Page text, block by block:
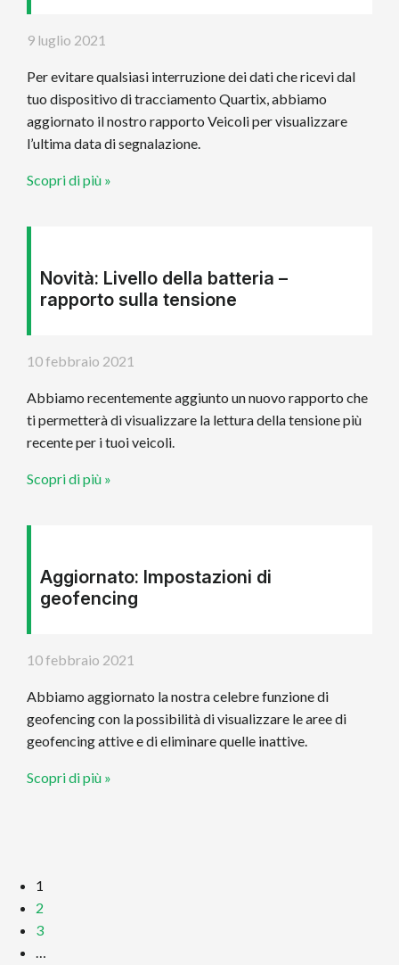
9 luglio 2021
Per evitare qualsiasi interruzione dei dati che ricevi dal
tuo dispositivo di tracciamento Quartix, abbiamo
aggiornato il nostro rapporto Veicoli per visualizzare
l’ultima data di segnalazione.
Scopri di più »
Novità: Livello della batteria –
rapporto sulla tensione
10 febbraio 2021
Abbiamo recentemente aggiunto un nuovo rapporto che
ti permetterà di visualizzare la lettura della tensione più
recente per i tuoi veicoli.
Scopri di più »
Aggiornato: Impostazioni di
geofencing
10 febbraio 2021
Abbiamo aggiornato la nostra celebre funzione di
geofencing con la possibilità di visualizzare le aree di
geofencing attive e di eliminare quelle inattive.
Scopri di più »
1
2
3
…